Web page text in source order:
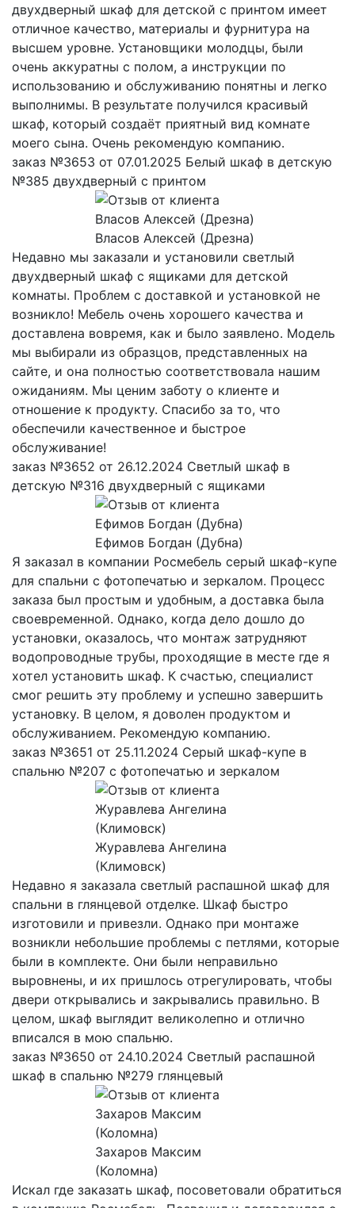
двухдверный шкаф для детской с принтом имеет
отличное качество, материалы и фурнитура на
высшем уровне. Установщики молодцы, были
очень аккуратны с полом, а инструкции по
использованию и обслуживанию понятны и легко
выполнимы. В результате получился красивый
шкаф, который создаёт приятный вид комнате
моего сына. Очень рекомендую компанию.
заказ №3653 от 07.01.2025 Белый шкаф в детскую
№385 двухдверный с принтом
Власов Алексей (Дрезна)
Недавно мы заказали и установили светлый
двухдверный шкаф с ящиками для детской
комнаты. Проблем с доставкой и установкой не
возникло! Мебель очень хорошего качества и
доставлена вовремя, как и было заявлено. Модель
мы выбирали из образцов, представленных на
сайте, и она полностью соответствовала нашим
ожиданиям. Мы ценим заботу о клиенте и
отношение к продукту. Спасибо за то, что
обеспечили качественное и быстрое
обслуживание!
заказ №3652 от 26.12.2024 Светлый шкаф в
детскую №316 двухдверный с ящиками
Ефимов Богдан (Дубна)
Я заказал в компании Росмебель серый шкаф-купе
для спальни с фотопечатью и зеркалом. Процесс
заказа был простым и удобным, а доставка была
своевременной. Однако, когда дело дошло до
установки, оказалось, что монтаж затрудняют
водопроводные трубы, проходящие в месте где я
хотел установить шкаф. К счастью, специалист
смог решить эту проблему и успешно завершить
установку. В целом, я доволен продуктом и
обслуживанием. Рекомендую компанию.
заказ №3651 от 25.11.2024 Серый шкаф-купе в
спальню №207 с фотопечатью и зеркалом
Журавлева Ангелина
(Климовск)
Недавно я заказала светлый распашной шкаф для
спальни в глянцевой отделке. Шкаф быстро
изготовили и привезли. Однако при монтаже
возникли небольшие проблемы с петлями, которые
были в комплекте. Они были неправильно
выровнены, и их пришлось отрегулировать, чтобы
двери открывались и закрывались правильно. В
целом, шкаф выглядит великолепно и отлично
вписался в мою спальню.
заказ №3650 от 24.10.2024 Светлый распашной
шкаф в спальню №279 глянцевый
Захаров Максим
(Коломна)
Искал где заказать шкаф, посоветовали обратиться